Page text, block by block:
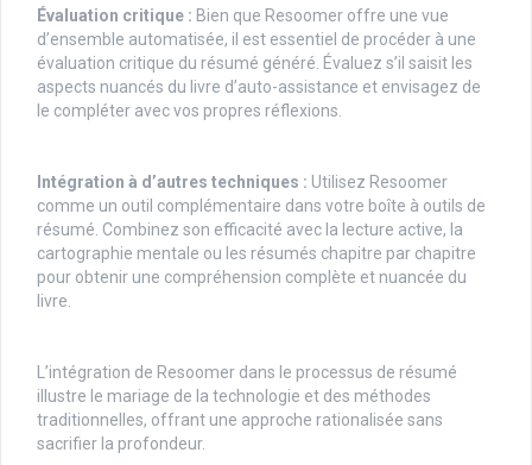
Évaluation critique : Bien que Resoomer offre une vue
d’ensemble automatisée, il est essentiel de procéder à une
évaluation critique du résumé généré. Évaluez s’il saisit les
aspects nuancés du livre d’auto-assistance et envisagez de
le compléter avec vos propres réflexions.
Intégration à d’autres techniques : Utilisez Resoomer
comme un outil complémentaire dans votre boîte à outils de
résumé. Combinez son efficacité avec la lecture active, la
cartographie mentale ou les résumés chapitre par chapitre
pour obtenir une compréhension complète et nuancée du
livre.
L’intégration de Resoomer dans le processus de résumé
illustre le mariage de la technologie et des méthodes
traditionnelles, offrant une approche rationalisée sans
sacrifier la profondeur.